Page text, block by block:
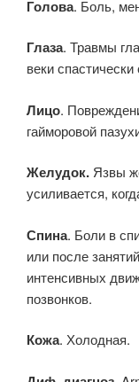
Голова. Боль,
Глаза. Травмы
веки
Лицо.
гайморовой
Желудок. Язвы
усиливается,
Спина. Боли в
или после
интенсивных
позвонков.
Кожа. Холодная.